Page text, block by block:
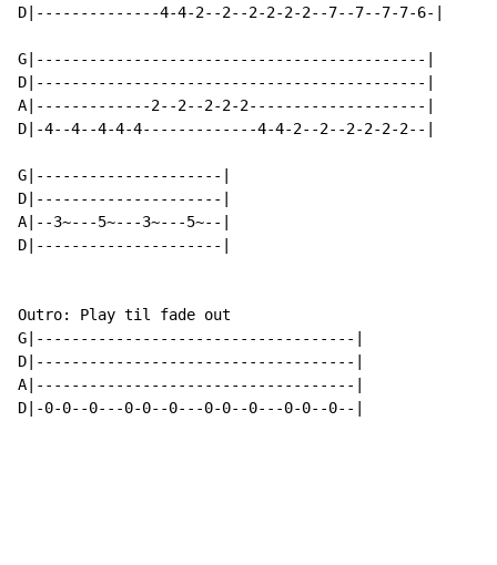
D|--------------4-4-2--2--2-2-2-2--7--7--7-7-6-|
G|--------------------------------------------|
D|--------------------------------------------|
A|-------------2--2--2-2-2--------------------|
D|-4--4--4-4-4-------------4-4-2--2--2-2-2-2--|
G|---------------------|
D|---------------------|
A|--3~---5~---3~---5~--|
D|---------------------|
Outro: Play til fade out
G|------------------------------------|
D|------------------------------------|
A|------------------------------------|
D|-0-0--0---0-0--0---0-0--0---0-0--0--|